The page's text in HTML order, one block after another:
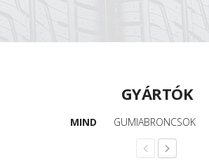
GYÁRTÓK
MIND GUMIABRONCSOK